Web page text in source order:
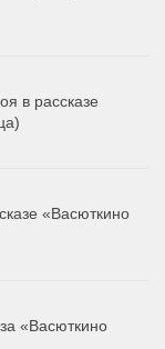
в рассказе
«Васюткино
«Васюткино